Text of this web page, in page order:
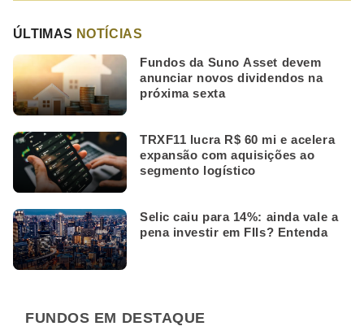
ÚLTIMAS NOTÍCIAS
Fundos da Suno Asset devem
anunciar novos dividendos na
próxima sexta
TRXF11 lucra R$ 60 mi e acelera
expansão com aquisições ao
segmento logístico
Selic caiu para 14%: ainda vale a
pena investir em FIIs? Entenda
FUNDOS EM DESTAQUE